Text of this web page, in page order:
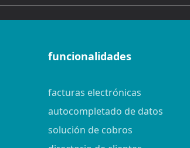
funcionalidades
facturas electrónicas
autocompletado de datos
solución de cobros